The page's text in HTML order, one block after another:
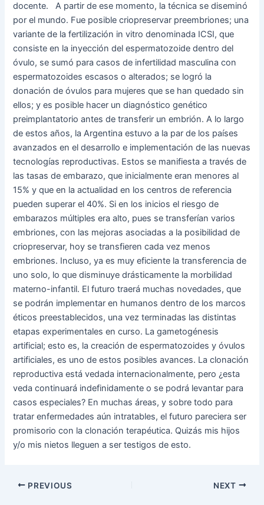
docente. A partir de ese momento, la técnica se diseminó
por el mundo. Fue posible criopreservar preembriones; una
variante de la fertilización in vitro denominada ICSI, que
consiste en la inyección del espermatozoide dentro del
óvulo, se sumó para casos de infertilidad masculina con
espermatozoides escasos o alterados; se logró la
donación de óvulos para mujeres que se han quedado sin
ellos; y es posible hacer un diagnóstico genético
preimplantatorio antes de transferir un embrión. A lo largo
de estos años, la Argentina estuvo a la par de los países
avanzados en el desarrollo e implementación de las nuevas
tecnologías reproductivas. Estos se manifiesta a través de
las tasas de embarazo, que inicialmente eran menores al
15% y que en la actualidad en los centros de referencia
pueden superar el 40%. Si en los inicios el riesgo de
embarazos múltiples era alto, pues se transferían varios
embriones, con las mejoras asociadas a la posibilidad de
criopreservar, hoy se transfieren cada vez menos
embriones. Incluso, ya es muy eficiente la transferencia de
uno solo, lo que disminuye drásticamente la morbilidad
materno-infantil. El futuro traerá muchas novedades, que
se podrán implementar en humanos dentro de los marcos
éticos preestablecidos, una vez terminadas las distintas
etapas experimentales en curso. La gametogénesis
artificial; esto es, la creación de espermatozoides y óvulos
artificiales, es uno de estos posibles avances. La clonación
reproductiva está vedada internacionalmente, pero ¿esta
veda continuará indefinidamente o se podrá levantar para
casos especiales? En muchas áreas, y sobre todo para
tratar enfermedades aún intratables, el futuro pareciera ser
promisorio con la clonación terapéutica. Quizás mis hijos
y/o mis nietos lleguen a ser testigos de esto.
Post
PREVIOUS NEXT